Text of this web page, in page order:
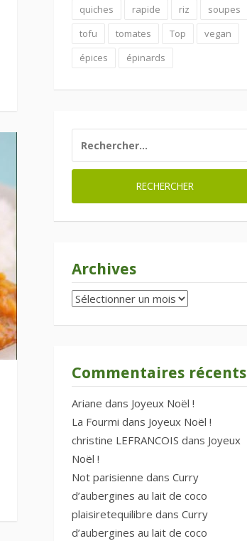
quiches
rapide riz
soupes
tofu
tomates Top
vegan
épices
épinards
Archives
Archives
Commentaires récents
Ariane dans Joyeux Noël !
La Fourmi dans Joyeux Noël !
christine LEFRANCOIS dans Joyeux
Noël !
Not parisienne dans Curry
d’aubergines au lait de coco
plaisiretequilibre dans Curry
d’aubergines au lait de coco